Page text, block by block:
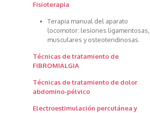
Fisioterapia
Terapia manual del aparato
locomotor: lesiones ligamentosas,
musculares y osteotendinosas.
Técnicas de tratamiento de
FIBROMIALGIA
Técnicas de tratamiento de dolor
abdomino-pélvico
Electroestimulación percutánea y